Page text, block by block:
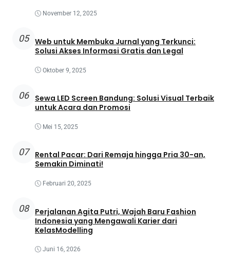
November 12, 2025
05 Web untuk Membuka Jurnal yang Terkunci:
Solusi Akses Informasi Gratis dan Legal
Oktober 9, 2025
06
Sewa LED Screen Bandung: Solusi Visual Terbaik
untuk Acara dan Promosi
Mei 15, 2025
07
Rental Pacar: Dari Remaja hingga Pria 30-an,
Semakin Diminati!
Februari 20, 2025
08
Perjalanan Agita Putri, Wajah Baru Fashion
Indonesia yang Mengawali Karier dari
KelasModelling
Juni 16, 2026